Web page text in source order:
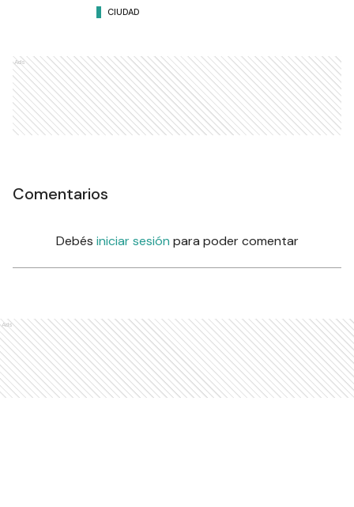
CIUDAD
Ads
Comentarios
Debés iniciar sesión para poder comentar
Ads